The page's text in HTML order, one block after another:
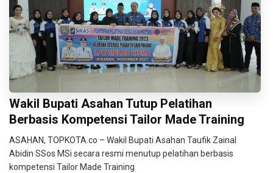
Wakil Bupati Asahan Tutup Pelatihan
Berbasis Kompetensi Tailor Made Training
ASAHAN, TOPKOTA.co – Wakil Bupati Asahan Taufik Zainal
Abidin SSos MSi secara resmi menutup pelatihan berbasis
kompetensi Tailor Made Training